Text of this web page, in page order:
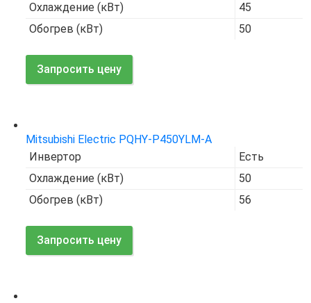
Охлаждение (кВт)
45
Обогрев (кВт)
50
Запросить цену
Mitsubishi Electric PQHY-P450YLM-A
Инвертор
Есть
Охлаждение (кВт)
50
Обогрев (кВт)
56
Запросить цену